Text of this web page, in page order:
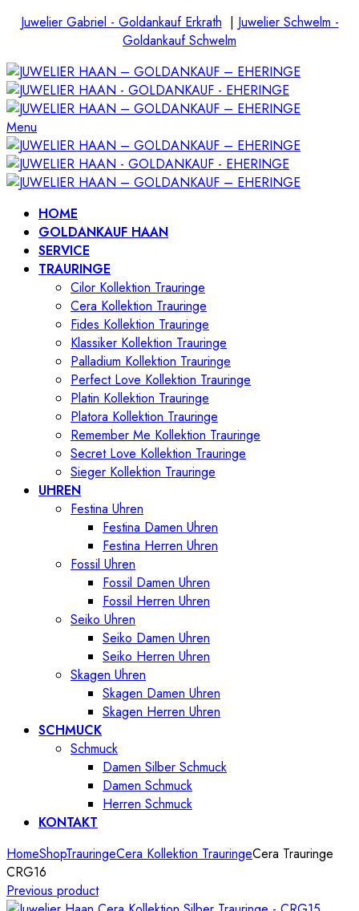
Juwelier Gabriel - Goldankauf Erkrath | Juwelier Schwelm -
Goldankauf Schwelm
Menu
HOME
GOLDANKAUF HAAN
SERVICE
TRAURINGE
Cilor Kollektion Trauringe
Cera Kollektion Trauringe
Fides Kollektion Trauringe
Klassiker Kollektion Trauringe
Palladium Kollektion Trauringe
Perfect Love Kollektion Trauringe
Platin Kollektion Trauringe
Platora Kollektion Trauringe
Remember Me Kollektion Trauringe
Secret Love Kollektion Trauringe
Sieger Kollektion Trauringe
UHREN
Festina Uhren
Festina Damen Uhren
Festina Herren Uhren
Fossil Uhren
Fossil Damen Uhren
Fossil Herren Uhren
Seiko Uhren
Seiko Damen Uhren
Seiko Herren Uhren
Skagen Uhren
Skagen Damen Uhren
Skagen Herren Uhren
SCHMUCK
Schmuck
Damen Silber Schmuck
Damen Schmuck
Herren Schmuck
KONTAKT
HomeShopTrauringeCera Kollektion TrauringeCera Trauringe
CRG16
Previous product